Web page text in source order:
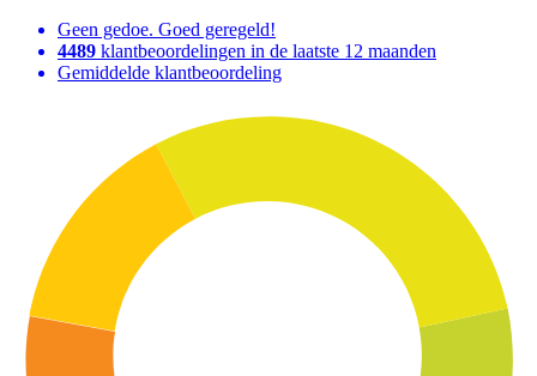
Geen gedoe. Goed geregeld!
4489 klantbeoordelingen in de laatste 12 maanden
Gemiddelde klantbeoordeling